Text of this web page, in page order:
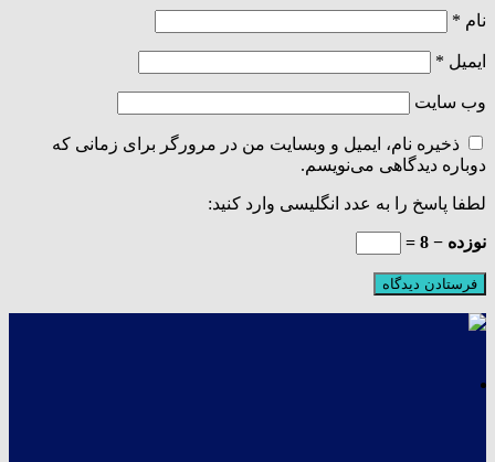
نام *
ایمیل *
وب‌ سایت
ذخیره نام، ایمیل و وبسایت من در مرورگر برای زمانی که
دوباره دیدگاهی می‌نویسم.
لطفا پاسخ را به عدد انگلیسی وارد کنید:
نوزده − 8 =